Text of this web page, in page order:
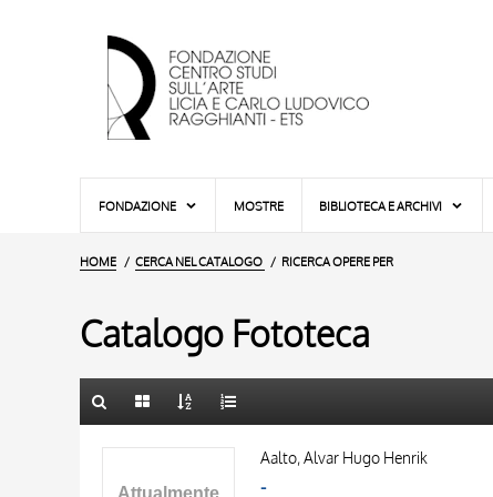
FONDAZIONE MOSTRE BIBLIOTECA E ARCHIVI
HOME CERCA NEL CATALOGO RICERCA OPERE PER
Catalogo Fototeca
10 RISULTATI
Aalto, Alvar Hugo Henrik
-